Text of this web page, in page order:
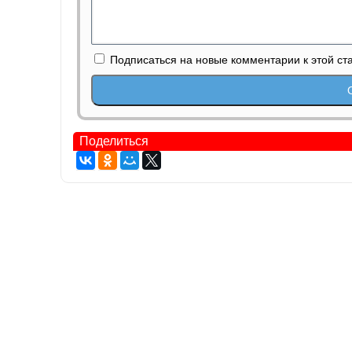
Подписаться на новые комментарии к этой
Поделиться